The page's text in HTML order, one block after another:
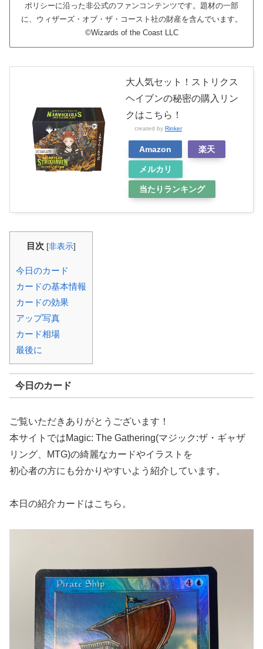
ポリシーに沿った非公式のファンコンテンツです。題材の一部
に、ウィザーズ・オブ・ザ・コースト社の財産を含んでいます。
©Wizards of the Coast LLC
大人気セット！ストリクス
ヘイブンの秘密の購入リン
クはこちら！
created by Rinker
Amazon 楽天
メルカリ
当たりランキング
目次 [非表示]
今日のカード
カードの基本情報
カードの効果
アップ写真
カード相場
最後に
今日のカード
ご覧いただきありがとうございます！
本サイトではMagic: The Gathering(マジック:ザ・ギャザ
リング、MTG)の綺麗なカードやイラストを
初心者の方にも分かりやすいよう紹介しています。
本日の紹介カードはこちら。